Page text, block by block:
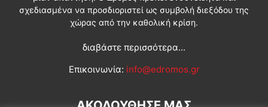
σχεδιασμένα να προσδιοριστεί ως συμβολή διεξόδου της
χώρας από την καθολική κρίση.
διαβάστε περισσότερα...
Επικοινωνία: info@edromos.gr